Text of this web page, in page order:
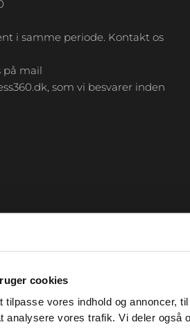
cookies
tilpasse vores indhold og annoncer,
analysere vores trafik. Vi deler også
i samme periode. Kontakt os
på mail
som vi besvarer inden
8653 Them